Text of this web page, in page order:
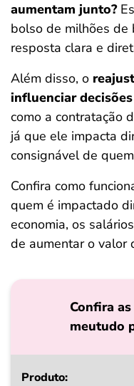
aumentam junto?
bolso de milhões de
resposta clara e
Além disso, o
influenciar
como a contratação
já que ele impacta
consignável de
Confira como
quem é impactado
economia, os
de aumentar o valor
Confira
meutudo
Produto